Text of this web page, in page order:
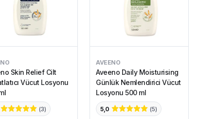
Skin Relief Cilt
Vücut Losyonu
(3)
AVEENO
Aveeno Daily Moisturising
Günlük Nemlendirici Vücut
Losyonu 500 ml
5,0 (5)